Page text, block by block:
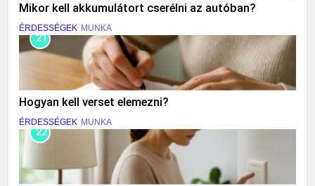
Mikor kell akkumulátort cserélni az autóban?
ÉRDESSÉGEK MUNKA
21
Hogyan kell verset elemezni?
ÉRDESSÉGEK MUNKA
22